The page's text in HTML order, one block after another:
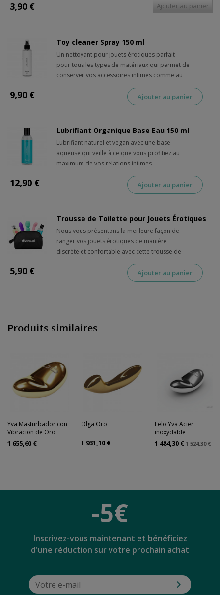
3,90 € Ajouter au panier
Toy cleaner Spray 150 ml
Un nettoyant pour jouets érotiques parfait
pour tous les types de matériaux qui permet de
conserver vos accessoires intimes comme au
9,90 € Ajouter au panier
Lubrifiant Organique Base Eau 150 ml
Lubrifiant naturel et vegan avec une base
aqueuse qui veille à ce que vous profitiez au
maximum de vos relations intimes.
12,90 € Ajouter au panier
Trousse de Toilette pour Jouets Érotiques
Nous vous présentons la meilleure façon de
ranger vos jouets érotiques de manière
discrète et confortable avec cette trousse de
5,90 € Ajouter au panier
Produits similaires
Yva Masturbador con
Vibracion de Oro
1 655,60 €
Olga Oro
1 931,10 €
Lelo Yva Acier
inoxydable
1 484,30 € 1 524,30 €
-5€
Inscrivez-vous maintenant et bénéficiez
d'une réduction sur votre prochain achat